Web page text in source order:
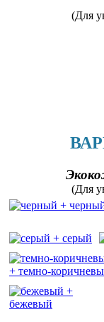
(Для
(Для